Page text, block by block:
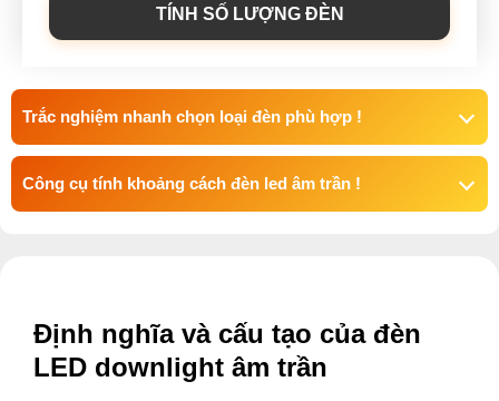
TÍNH SỐ LƯỢNG ĐÈN
Trắc nghiệm nhanh chọn loại đèn phù hợp !
Công cụ tính khoảng cách đèn led âm trần !
Định nghĩa và cấu tạo của đèn
LED downlight âm trần